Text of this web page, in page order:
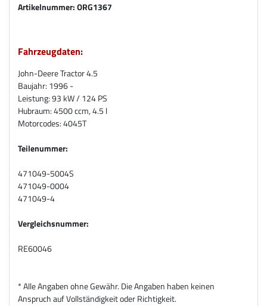
Artikelnummer:ORG1367
Fahrzeugdaten:
John-Deere Tractor 4.5
Baujahr: 1996 -
Leistung: 93 kW / 124 PS
Hubraum: 4500 ccm, 4.5 l
Motorcodes: 4045T
Teilenummer:
471049-5004S
471049-0004
471049-4
Vergleichsnummer:
RE60046
* Alle Angaben ohne Gewähr. Die Angaben haben keinen
Anspruch auf Vollständigkeit oder Richtigkeit.